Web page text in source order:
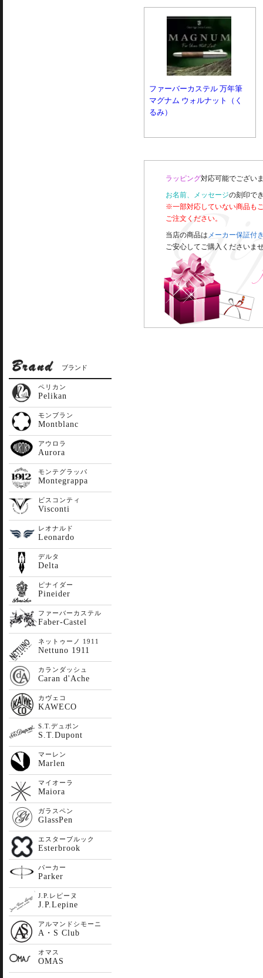
ファーバーカステル 万年筆
マグナム ウォルナット（く
るみ）
ラッピング対応可能でござい
お名前、メッセージの刻印で
※一部対応していない商品も
ご注文ください。
当店の商品は メーカー保証付
ご安心してご購入くださいま
ブランド
ペリカン
Pelikan
モンブラン
Montblanc
アウロラ
Aurora
モンテグラッパ
Montegrappa
ビスコンティ
Visconti
レオナルド
Leonardo
デルタ
Delta
ピナイダー
Pineider
ファーバーカステル
Faber-Castel
ネットゥーノ 1911
Nettuno 1911
カランダッシュ
Caran d'Ache
カヴェコ
KAWECO
S.T.デュポン
S.T.Dupont
マーレン
Marlen
マイオーラ
Maiora
ガラスペン
GlassPen
エスターブルック
Esterbrook
パーカー
Parker
J.P.レピーヌ
J.P.Lepine
アルマンドシモーニ
A・S Club
オマス
OMAS